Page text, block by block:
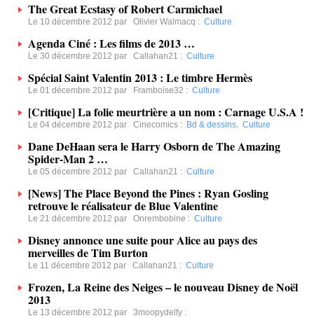
The Great Ecstasy of Robert Carmichael
Le 10 décembre 2012 par Olivier Walmacq : Culture
Agenda Ciné : Les films de 2013 …
Le 30 décembre 2012 par Callahan21 : Culture
Spécial Saint Valentin 2013 : Le timbre Hermès
Le 01 décembre 2012 par Framboise32 : Culture
[Critique] La folie meurtrière a un nom : Carnage U.S.A !
Le 04 décembre 2012 par Cinecomics : Bd & dessins, Culture
Dane DeHaan sera le Harry Osborn de The Amazing
Spider-Man 2 …
Le 05 décembre 2012 par Callahan21 : Culture
[News] The Place Beyond the Pines : Ryan Gosling
retrouve le réalisateur de Blue Valentine
Le 21 décembre 2012 par Onrembobine : Culture
Disney annonce une suite pour Alice au pays des
merveilles de Tim Burton
Le 11 décembre 2012 par Callahan21 : Culture
Frozen, La Reine des Neiges – le nouveau Disney de Noël
2013
Le 13 décembre 2012 par 3moopydelfy :